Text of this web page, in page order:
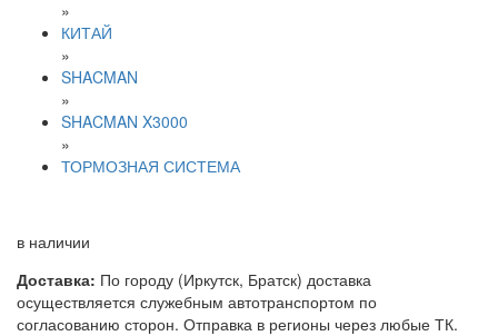
»
КИТАЙ
»
SHACMAN
»
SHACMAN X3000
»
ТОРМОЗНАЯ СИСТЕМА
в наличии
Доставка: По городу (Иркутск, Братск) доставка
осуществляется служебным автотранспортом по
согласованию сторон. Отправка в регионы через любые ТК.